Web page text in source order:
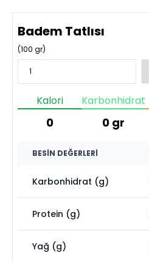
Badem Tatlısı
(100 gr)
Kalori
0
Karbonhidrat
0 gr
BESIN DEĞERLERI
Karbonhidrat (g)
Protein (g)
Yağ (g)